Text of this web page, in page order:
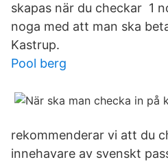
skapas när du checkar 1
noga med att man ska
Kastrup.
Pool berg
rekommenderar vi att du
innehavare av svenskt